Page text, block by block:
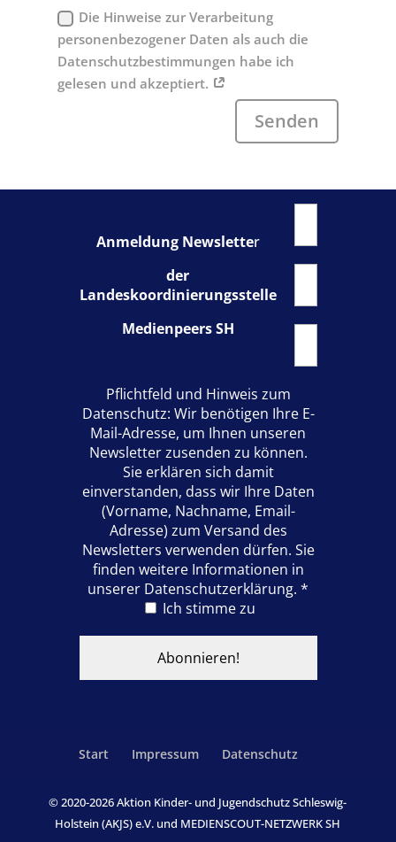
Die Hinweise zur Verarbeitung
personenbezogener Daten als auch die
Datenschutzbestimmungen habe ich
gelesen und akzeptiert.
Senden
Anmeldung Newsletter
der
Landeskoordinierungsstelle
Medienpeers SH
Pflichtfeld und Hinweis zum
Datenschutz: Wir benötigen Ihre E-
Mail-Adresse, um Ihnen unseren
Newsletter zusenden zu können.
Sie erklären sich damit
einverstanden, dass wir Ihre Daten
(Vorname, Nachname, Email-
Adresse) zum Versand des
Newsletters verwenden dürfen. Sie
finden weitere Informationen in
unserer Datenschutzerklärung. *
Ich stimme zu
Start Impressum Datenschutz
© 2020-2026Aktion Kinder- und Jugendschutz Schleswig-
Holstein (AKJS) e.V. und MEDIENSCOUT-NETZWERK SH